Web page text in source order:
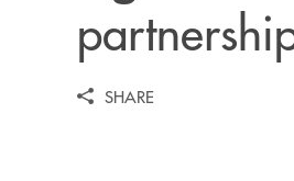
SHARE